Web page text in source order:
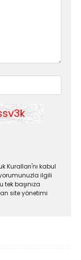
Kuralları'nı kabul
ilgili
başınıza
site yönetimi